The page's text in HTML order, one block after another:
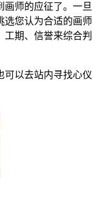
师的应征了。一旦
选您认为合适的画师
期、信誉来综合判
以去站内寻找心仪